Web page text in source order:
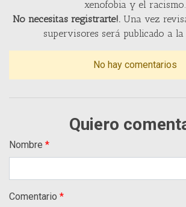
xenofobia y el racismo.
No necesitas registrarte!.Una vez
supervisores será publicado a la
No hay comentarios
Quiero
Nombre
Comentario